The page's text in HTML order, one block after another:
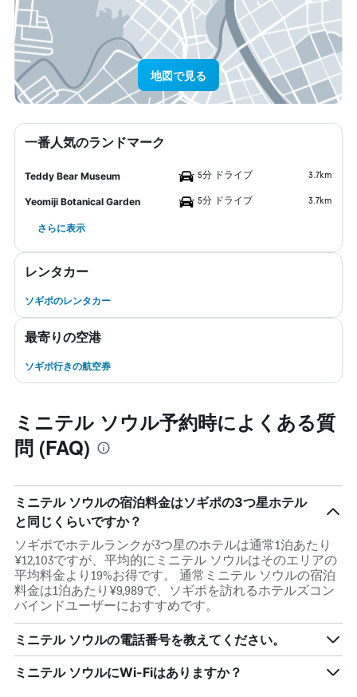
地図で見る
一番人気のランドマーク
Teddy Bear Museum 5分 ドライブ 3.7km
Yeomiji Botanical Garden 5分 ドライブ 3.7km
さらに表示
レンタカー
ソギポのレンタカー
最寄りの空港
ソギポ行きの航空券
ミニテル ソウル予約時によくある質
問 (FAQ)
ミニテル ソウルの宿泊料金はソギポの3つ星ホテル
と同じくらいですか？
ソギポでホテルランクが3つ星のホテルは通常1泊あたり
¥12,103ですが、平均的にミニテル ソウルはそのエリアの
平均料金より19%お得です。 通常ミニテル ソウルの宿泊
料金は1泊あたり¥9,989で、ソギポを訪れるホテルズコン
バインドユーザーにおすすめです。
ミニテル ソウルの電話番号を教えてください。
ミニテル ソウルにWi-Fiはありますか？